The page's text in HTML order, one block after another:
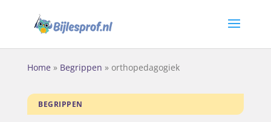
Home » Begrippen » orthopedagogiek
BEGRIPPEN